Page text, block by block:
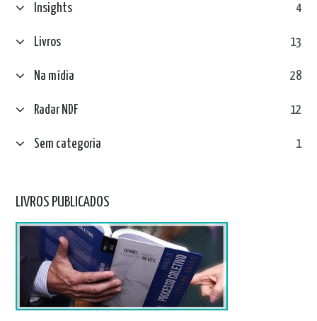
Insights 4
Livros 13
Na mídia 28
Radar NDF 12
Sem categoria 1
LIVROS PUBLICADOS